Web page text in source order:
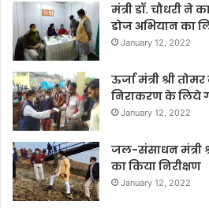
मंत्री डॉ. चौधरी ने
डोज अभियान का
January 12, 2022
ऊर्जा मंत्री श्री
निराकरण के लिये
January 12, 2022
जल-संसाधन मंत्री
का किया निरीक्षण
January 12, 2022